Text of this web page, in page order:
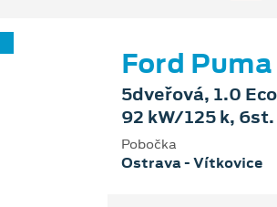
Ford
5dveřová, 1.0
92 kW/125 k,
Pobočka
Ostrava - Vítkovice